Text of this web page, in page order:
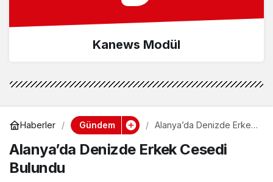
Kanews Modül
Haberler Gündem
Alanya’da Denizde Erkek
Alanya’da Denizde Erkek Cesedi
Bulundu